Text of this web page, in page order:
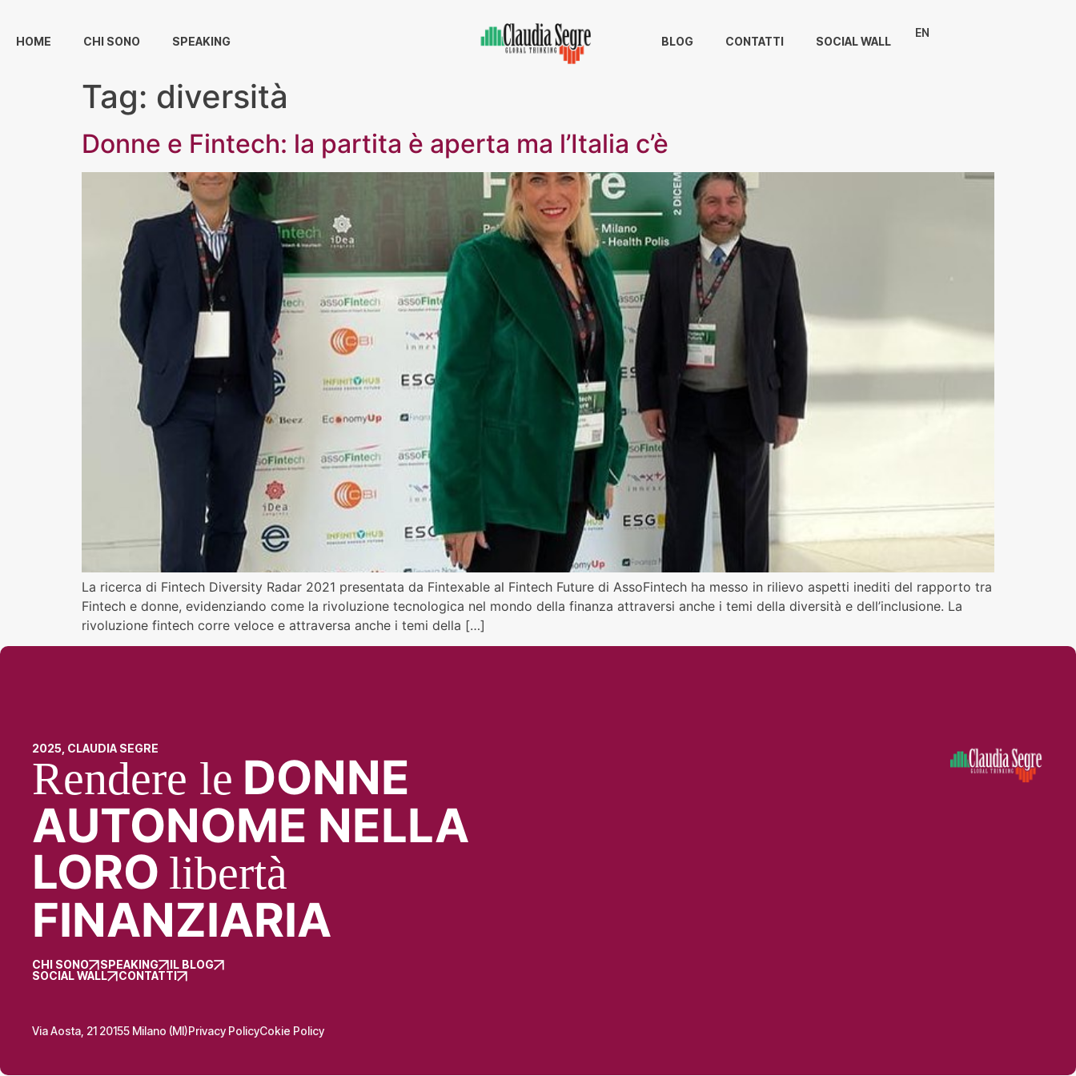
HOME CHI SONO SPEAKING BLOG CONTATTI SOCIAL WALL
EN
Tag: diversità
Donne e Fintech: la partita è aperta ma l’Italia c’è
La ricerca di Fintech Diversity Radar 2021 presentata da Fintexable al Fintech Future di AssoFintech ha messo in rilievo aspetti inediti del rapporto tra
Fintech e donne, evidenziando come la rivoluzione tecnologica nel mondo della finanza attraversi anche i temi della diversità e dell’inclusione. La
rivoluzione fintech corre veloce e attraversa anche i temi della […]
2025, CLAUDIA SEGRE
Rendere le DONNE
AUTONOME NELLA
LORO libertà
FINANZIARIA
CHI SONO SPEAKING
IL BLOG
SOCIAL WALL
CONTATTI
Via Aosta, 21 20155 Milano (MI)Privacy PolicyCokie Policy